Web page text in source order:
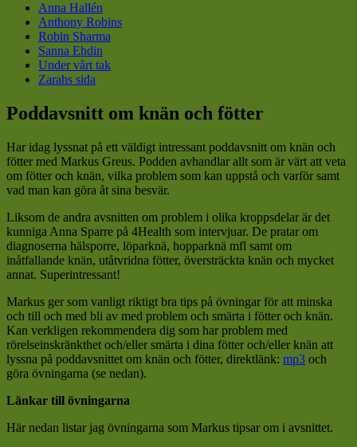
Anna Hallén
Anthony Robins
Robin Sharma
Sanna Ehdin
Under vårt tak
Zarahs sida
Poddavsnitt om knän och fötter
Har idag lyssnat på ett väldigt intressant poddavsnitt om knän och
fötter med Markus Greus. Podden avhandlar allt som är värt att veta
om fötter och knän, vilka problem som kan uppstå och varför samt
vad man kan göra åt sina besvär.
Liksom de andra avsnitten om problem i olika kroppsdelar är det
kunniga Anna Sparre på 4Health som intervjuar. De pratar om
diagnoserna hälsporre, löparknä, hopparknä mfl samt om
inåtfallande knän, utåtvridna fötter, översträckta knän och mycket
annat. Superintressant!
Markus ger som vanligt riktigt bra tips på övningar för att minska
och till och med bli av med problem och smärta i fötter och knän.
Kan verkligen rekommendera dig som har problem med
rörelseinskränkthet och/eller smärta i dina fötter och/eller knän att
lyssna på poddavsnittet om knän och fötter, direktlänk: mp3 och
göra övningarna (se nedan).
Länkar till övningarna
Här nedan listar jag övningarna som Markus tipsar om i avsnittet.